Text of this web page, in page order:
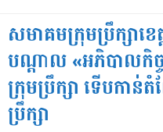
សមាគមក្រុមប្រឹក្សាខេត្
បណ្តាល «អភិបាលកិ
ក្រុមប្រឹក្សា ទើបកា
ប្រឹក្សា